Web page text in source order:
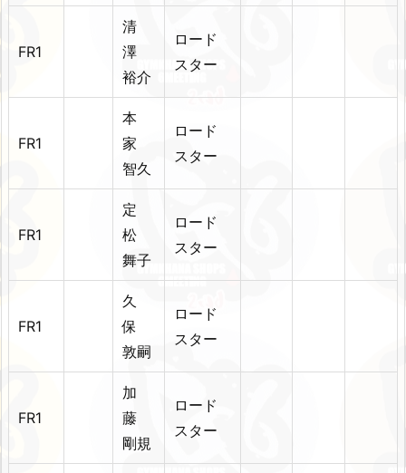
FR1
清
澤
裕介
ロード
スター
FR1
本
家
智久
ロード
スター
FR1
定
松
舞子
ロード
スター
FR1
久
保
敦嗣
ロード
スター
FR1
加
藤
剛規
ロード
スター